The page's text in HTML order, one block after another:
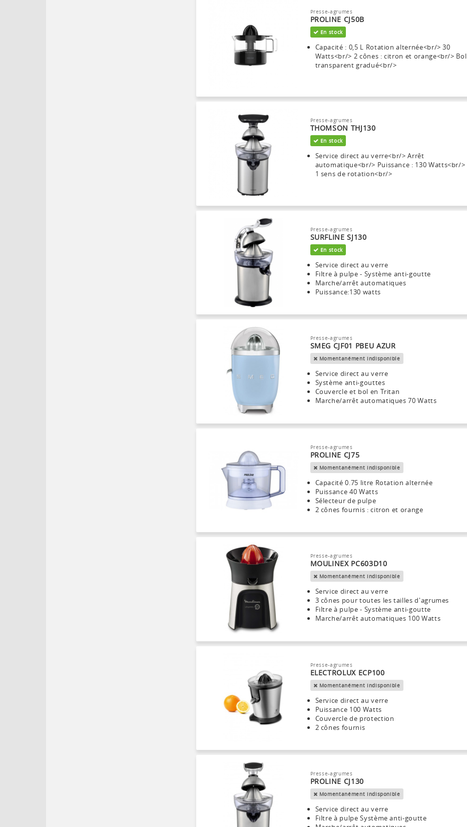
Presse-agrumes
PROLINE CJ50B
En stock
Capacité : 0,5 L Rotation alternée<br/> 30
Watts<br/> 2 cônes : citron et orange<br/> Bol
transparent gradué<br/>
Presse-agrumes
THOMSON THJ130
En stock
Service direct au verre<br/> Arrêt
automatique<br/> Puissance : 130 Watts<br/>
1 sens de rotation<br/>
Presse-agrumes
SURFLINE SJ130
En stock
Service direct au verre
Filtre à pulpe - Système anti-goutte
Marche/arrêt automatiques
Puissance:130 watts
Presse-agrumes
SMEG CJF01 PBEU AZUR
Momentanément indisponible
Service direct au verre
Système anti-gouttes
Couvercle et bol en Tritan
Marche/arrêt automatiques 70 Watts
Presse-agrumes
PROLINE CJ75
Momentanément indisponible
Capacité 0.75 litre Rotation alternée
Puissance 40 Watts
Sélecteur de pulpe
2 cônes fournis : citron et orange
Presse-agrumes
MOULINEX PC603D10
Momentanément indisponible
Service direct au verre
3 cônes pour toutes les tailles d'agrumes
Filtre à pulpe - Système anti-goutte
Marche/arrêt automatiques 100 Watts
Presse-agrumes
ELECTROLUX ECP100
Momentanément indisponible
Service direct au verre
Puissance 100 Watts
Couvercle de protection
2 cônes fournis
Presse-agrumes
PROLINE CJ130
Momentanément indisponible
Service direct au verre
Filtre à pulpe Système anti-goutte